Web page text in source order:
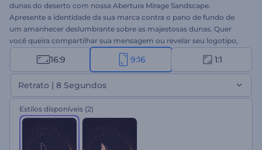
dunas do deserto com nossa Abertura Mirage Sandscape.
Apresente a identidade da sua marca contra o pano de fundo de
um amanhecer deslumbrante sobre as majestosas dunas. Quer
você queira compartilhar sua mensagem ou revelar seu logotipo,
este modelo vai cativar os espectadores do início ao fim. Faça o
upload do seu logotipo, digite sua tagline e deixe a magia da
natureza selvagem fazer o resto. Perfeito para aberturas
cinematográficas, introduções de marcas ou qualquer
apresentação em que você queira causar uma impressão
marcante. Experimente agora!
16:9 9:16 1:1
Retrato | 8 Segundos
Estilos disponíveis (2)